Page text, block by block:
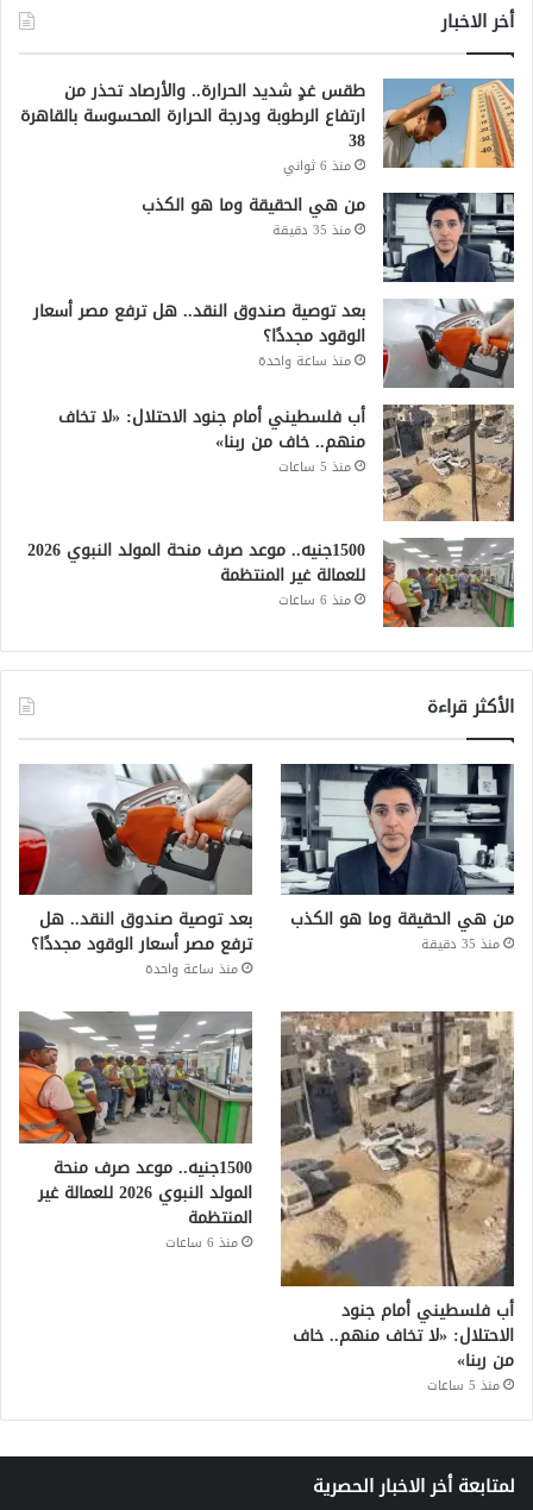
أخر الاخبار
طقس غدٍ شديد الحرارة.. والأرصاد تحذر من
ارتفاع الرطوبة ودرجة الحرارة المحسوسة بالقاهرة
38
منذ 6 ثواني
من هي الحقيقة وما هو الكذب
منذ 35 دقيقة
بعد توصية صندوق النقد.. هل ترفع مصر أسعار
الوقود مجددًا؟
منذ ساعة واحدة
أب فلسطيني أمام جنود الاحتلال: «لا تخاف
منهم.. خاف من ربنا»
منذ 5 ساعات
1500جنيه.. موعد صرف منحة المولد النبوي 2026
للعمالة غير المنتظمة
منذ 6 ساعات
الأكثر قراءة
من هي الحقيقة وما هو الكذب
منذ 35 دقيقة
بعد توصية صندوق النقد.. هل
ترفع مصر أسعار الوقود مجددًا؟
منذ ساعة واحدة
أب فلسطيني أمام جنود
الاحتلال: «لا تخاف منهم.. خاف
من ربنا»
منذ 5 ساعات
1500جنيه.. موعد صرف منحة
المولد النبوي 2026 للعمالة غير
المنتظمة
منذ 6 ساعات
لمتابعة أخر الاخبار الحصرية